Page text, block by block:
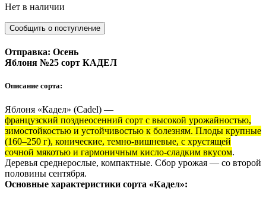
Нет в наличии
Отправка: Осень
Яблоня №25 сорт КАДЕЛ
Описание сорта:
Яблоня «Кадел» (Cadel) —
французский позднеосенний сорт с высокой урожайностью,
зимостойкостью и устойчивостью к болезням. Плоды крупные
(160–250 г), конические, темно-вишневые, с хрустящей
сочной мякотью и гармоничным кисло-сладким вкусом.
Деревья среднерослые, компактные. Сбор урожая — со второй
половины сентября.
Основные характеристики сорта «Кадел»: